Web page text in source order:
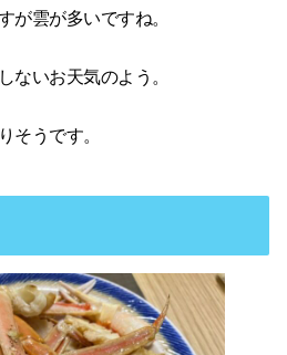
が雲が多いですね。
ないお天気のよう。
そうです。